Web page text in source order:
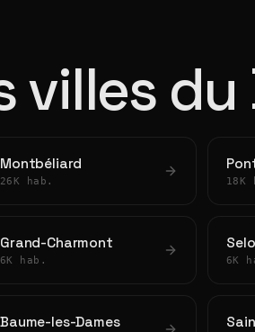
villes du
Montbéliard
26K hab. 18K
Grand-Charmont
6K hab. 6K
Baume-les-Dames